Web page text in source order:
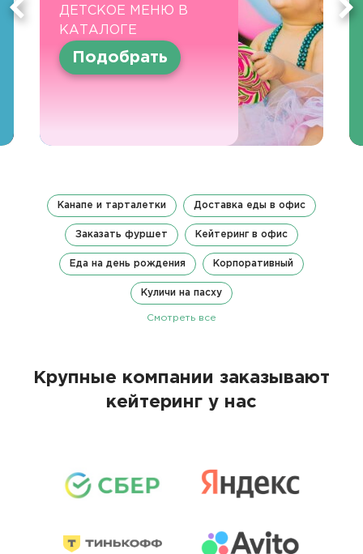
ДЕТСКОЕ МЕНЮ В
КАТАЛОГЕ
Подобрать
Канапе и тарталетки Доставка еды в офис
Заказать фуршет Кейтеринг в офис
Еда на день рождения Корпоративный
Куличи на пасху
Смотреть все
Крупные компании заказывают
кейтеринг у нас